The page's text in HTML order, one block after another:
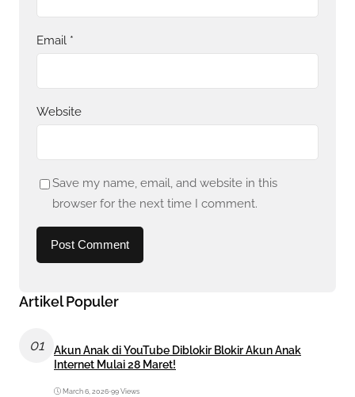
Email *
Website
Save my name, email, and website in this
browser for the next time I comment.
Artikel Populer
01
Akun Anak di YouTube Diblokir Blokir Akun Anak
Internet Mulai 28 Maret!
March 6, 2026•99 Views